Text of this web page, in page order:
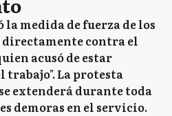
medida de fuerza de los
contra el
acusó de estar
trabajo". La protesta
extenderá durante toda
demoras en el servicio.